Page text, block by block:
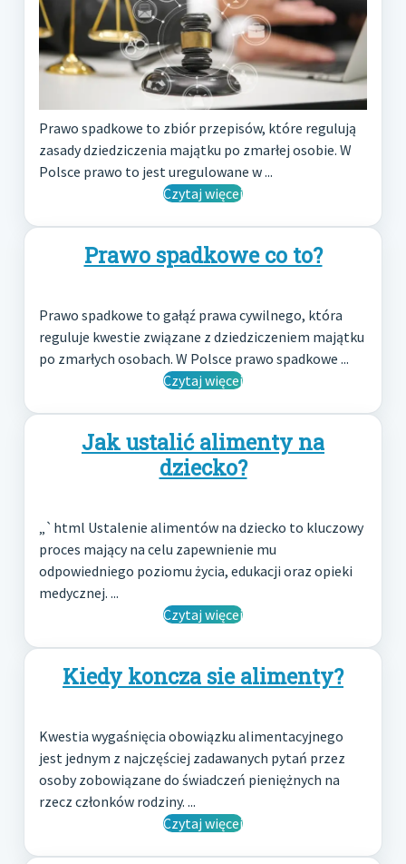
Prawo spadkowe to zbiór przepisów, które regulują
zasady dziedziczenia majątku po zmarłej osobie. W
Polsce prawo to jest uregulowane w ...
Czytaj więcej
Prawo spadkowe co to?
Prawo spadkowe to gałąź prawa cywilnego, która
reguluje kwestie związane z dziedziczeniem majątku
po zmarłych osobach. W Polsce prawo spadkowe ...
Czytaj więcej
Jak ustalić alimenty na
dziecko?
„`html Ustalenie alimentów na dziecko to kluczowy
proces mający na celu zapewnienie mu
odpowiedniego poziomu życia, edukacji oraz opieki
medycznej. ...
Czytaj więcej
Kiedy koncza sie alimenty?
Kwestia wygaśnięcia obowiązku alimentacyjnego
jest jednym z najczęściej zadawanych pytań przez
osoby zobowiązane do świadczeń pieniężnych na
rzecz członków rodziny. ...
Czytaj więcej